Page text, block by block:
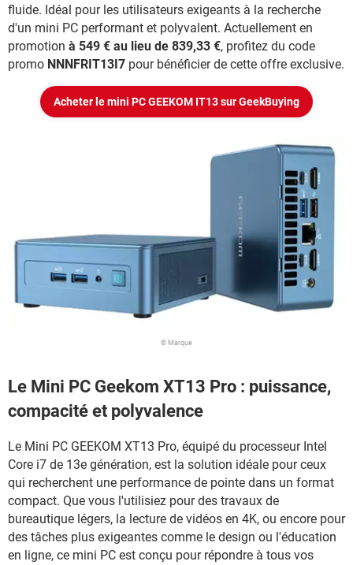
fluide. Idéal pour les utilisateurs exigeants à la recherche
d'un mini PC performant et polyvalent. Actuellement en
promotion à 549 € au lieu de 839,33 €, profitez du code
promo NNNFRIT13I7 pour bénéficier de cette offre exclusive.
Acheter le mini PC GEEKOM IT13 sur GeekBuying
© Marque
Le Mini PC Geekom XT13 Pro : puissance,
compacité et polyvalence
Le Mini PC GEEKOM XT13 Pro, équipé du processeur Intel
Core i7 de 13e génération, est la solution idéale pour ceux
qui recherchent une performance de pointe dans un format
compact. Que vous l'utilisiez pour des travaux de
bureautique légers, la lecture de vidéos en 4K, ou encore pour
des tâches plus exigeantes comme le design ou l'éducation
en ligne, ce mini PC est conçu pour répondre à tous vos